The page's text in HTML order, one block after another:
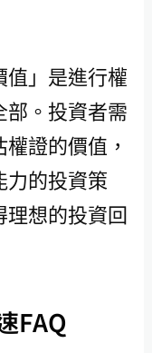
值」是進行權
部。投資者需
證的價值，
力的投資策
理想的投資回
FAQ